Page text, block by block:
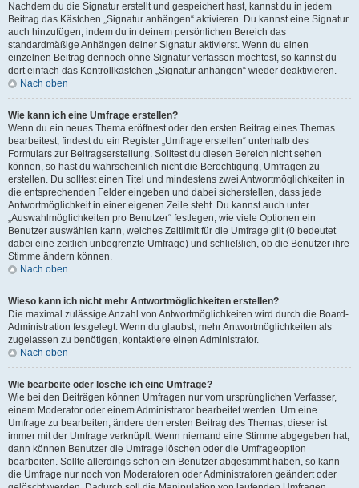
Nachdem du die Signatur erstellt und gespeichert hast, kannst du in jedem
Beitrag das Kästchen „Signatur anhängen“ aktivieren. Du kannst eine Signatur
auch hinzufügen, indem du in deinem persönlichen Bereich das
standardmäßige Anhängen deiner Signatur aktivierst. Wenn du einen
einzelnen Beitrag dennoch ohne Signatur verfassen möchtest, so kannst du
dort einfach das Kontrollkästchen „Signatur anhängen“ wieder deaktivieren.
Nach oben
Wie kann ich eine Umfrage erstellen?
Wenn du ein neues Thema eröffnest oder den ersten Beitrag eines Themas
bearbeitest, findest du ein Register „Umfrage erstellen“ unterhalb des
Formulars zur Beitragserstellung. Solltest du diesen Bereich nicht sehen
können, so hast du wahrscheinlich nicht die Berechtigung, Umfragen zu
erstellen. Du solltest einen Titel und mindestens zwei Antwortmöglichkeiten in
die entsprechenden Felder eingeben und dabei sicherstellen, dass jede
Antwortmöglichkeit in einer eigenen Zeile steht. Du kannst auch unter
„Auswahlmöglichkeiten pro Benutzer“ festlegen, wie viele Optionen ein
Benutzer auswählen kann, welches Zeitlimit für die Umfrage gilt (0 bedeutet
dabei eine zeitlich unbegrenzte Umfrage) und schließlich, ob die Benutzer ihre
Stimme ändern können.
Nach oben
Wieso kann ich nicht mehr Antwortmöglichkeiten erstellen?
Die maximal zulässige Anzahl von Antwortmöglichkeiten wird durch die Board-
Administration festgelegt. Wenn du glaubst, mehr Antwortmöglichkeiten als
zugelassen zu benötigen, kontaktiere einen Administrator.
Nach oben
Wie bearbeite oder lösche ich eine Umfrage?
Wie bei den Beiträgen können Umfragen nur vom ursprünglichen Verfasser,
einem Moderator oder einem Administrator bearbeitet werden. Um eine
Umfrage zu bearbeiten, ändere den ersten Beitrag des Themas; dieser ist
immer mit der Umfrage verknüpft. Wenn niemand eine Stimme abgegeben hat,
dann können Benutzer die Umfrage löschen oder die Umfrageoption
bearbeiten. Sollte allerdings schon ein Benutzer abgestimmt haben, so kann
die Umfrage nur noch von Moderatoren oder Administratoren geändert oder